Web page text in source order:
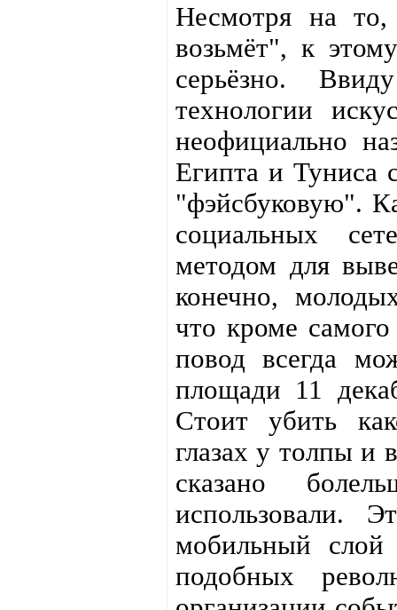
Несмотря на
возьмёт", к
серьёзно.
технологии
неофициально
Египта и Туниса
"фэйсбуковую".
социальных
методом для
конечно,
что кроме
повод всегда
площади 11
Стоит убить
глазах у толпы и
сказано
использовали.
мобильный
подобных